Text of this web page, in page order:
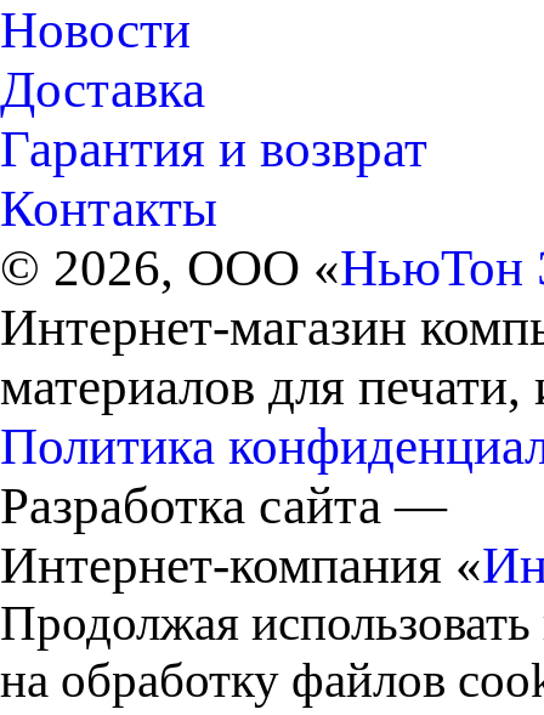
Новости
Доставка
Гарантия и возврат
Контакты
© 2026, ООО «НьюТон
Интернет-магазин
материалов для
Политика
Разработка сайта —
Интернет-компания «
Продолжая
на обработку файлов